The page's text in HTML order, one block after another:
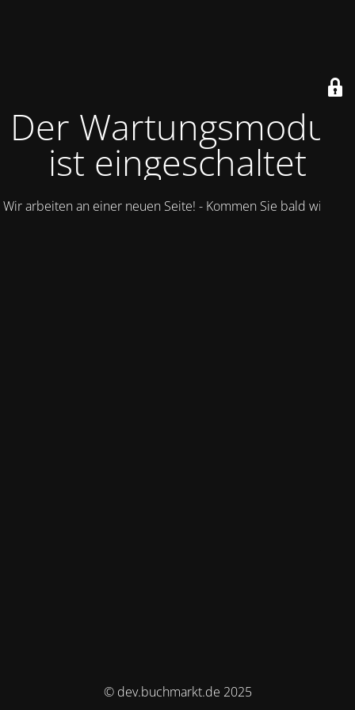
Der Wartungsmodus
ist eingeschaltet
Wir arbeiten an einer neuen Seite! - Kommen Sie bald wieder.
© dev.buchmarkt.de 2025